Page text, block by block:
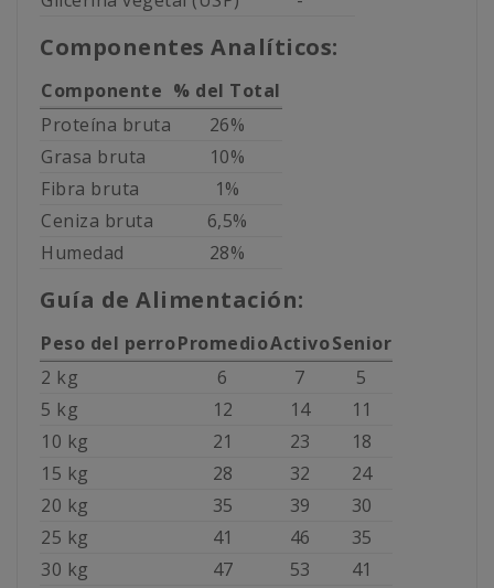
Componentes Analíticos:
Componente % del Total
Proteína bruta
26%
Grasa bruta
10%
Fibra bruta
1%
Ceniza bruta
6,5%
Humedad
28%
Guía de Alimentación:
Peso del perroPromedioActivoSenior
2 kg
6 7
5
5 kg
12 14
11
10 kg
21 23
18
15 kg
28 32
24
20 kg
35 39
30
25 kg
41 46
35
30 kg
47 53
41